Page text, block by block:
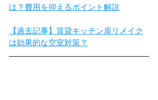
は？費用を抑えるポイント解説
【過去記事】賃貸キッチン扉リメイク
は効果的な空室対策？